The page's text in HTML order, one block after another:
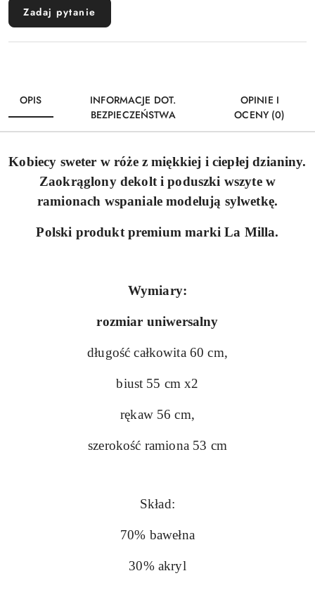
Zadaj pytanie
OPIS
INFORMACJE DOT.
BEZPIECZEŃSTWA
OPINIE I
OCENY (0)
Kobiecy sweter w róże z miękkiej i ciepłej dzianiny.
Zaokrąglony dekolt i poduszki wszyte w
ramionach wspaniale modelują sylwetkę.
Polski produkt premium marki La Milla.
Wymiary:
rozmiar uniwersalny
długość całkowita 60 cm,
biust 55 cm x2
rękaw 56 cm,
szerokość ramiona 53 cm
Skład:
70% bawełna
30% akryl